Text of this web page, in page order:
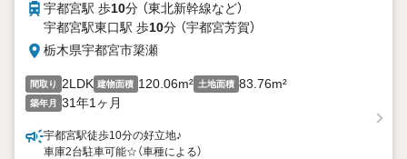
宇都宮駅 歩10分 （東北新幹線など）
宇都宮駅東口駅 歩10分 （宇都宮芳賀）
栃木県宇都宮市簗瀬
間取り 2LDK 建物面積 120.06m² 土地面積 83.76m²
築年月 31年1ヶ月
宇都宮駅徒歩10分の好立地♪
車庫2台駐車可能☆（車種による）